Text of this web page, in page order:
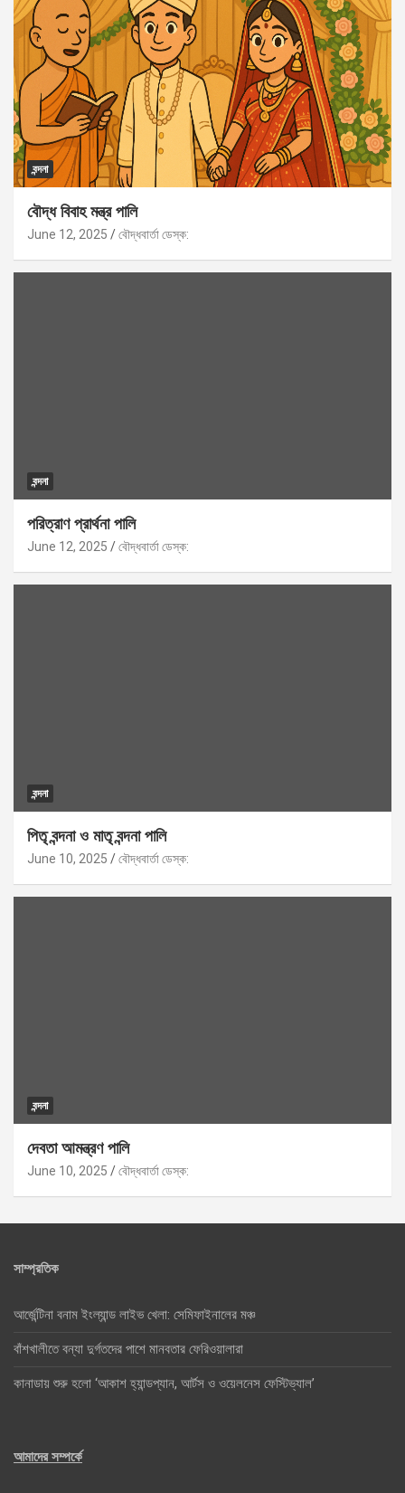
বন্দনা
বৌদ্ধ বিবাহ মন্ত্র পালি
June 12, 2025 বৌদ্ধবার্তা ডেস্ক:
বন্দনা
পরিত্রাণ প্রার্থনা পালি
June 12, 2025 বৌদ্ধবার্তা ডেস্ক:
বন্দনা
পিতৃ বন্দনা ও মাতৃ বন্দনা পালি
June 10, 2025 বৌদ্ধবার্তা ডেস্ক:
বন্দনা
দেবতা আমন্ত্রণ পালি
June 10, 2025 বৌদ্ধবার্তা ডেস্ক:
সাম্প্রতিক
আর্জেন্টিনা বনাম ইংল্যান্ড লাইভ খেলা: সেমিফাইনালের মঞ্চ
বাঁশখালীতে বন্যা দুর্গতদের পাশে মানবতার ফেরিওয়ালারা
কানাডায় শুরু হলো ‘আকাশ হ্যান্ডপ্যান, আর্টস ও ওয়েলনেস ফেস্টিভ্যাল’
আমাদের সম্পর্কে